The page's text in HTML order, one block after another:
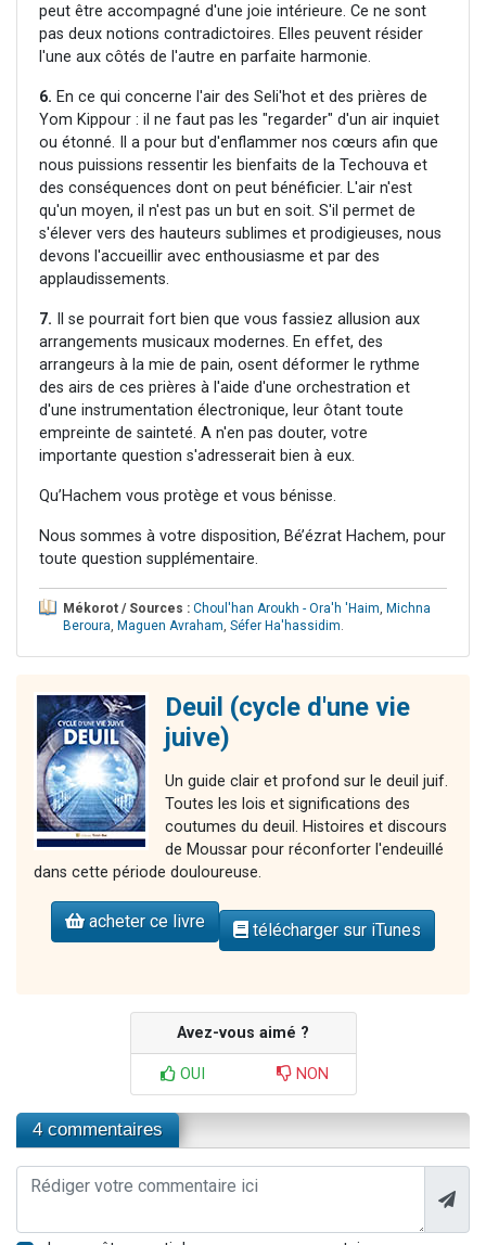
peut être accompagné d'une joie intérieure. Ce ne sont
pas deux notions contradictoires. Elles peuvent résider
l'une aux côtés de l'autre en parfaite harmonie.
6. En ce qui concerne l'air des Seli'hot et des prières de
Yom Kippour : il ne faut pas les "regarder" d'un air inquiet
ou étonné. Il a pour but d'enflammer nos cœurs afin que
nous puissions ressentir les bienfaits de la Techouva et
des conséquences dont on peut bénéficier. L'air n'est
qu'un moyen, il n'est pas un but en soit. S'il permet de
s'élever vers des hauteurs sublimes et prodigieuses, nous
devons l'accueillir avec enthousiasme et par des
applaudissements.
7. Il se pourrait fort bien que vous fassiez allusion aux
arrangements musicaux modernes. En effet, des
arrangeurs à la mie de pain, osent déformer le rythme
des airs de ces prières à l'aide d'une orchestration et
d'une instrumentation électronique, leur ôtant toute
empreinte de sainteté. A n'en pas douter, votre
importante question s'adresserait bien à eux.
Qu’Hachem vous protège et vous bénisse.
Nous sommes à votre disposition, Bé’ézrat Hachem, pour
toute question supplémentaire.
Mékorot / Sources : Choul'han Aroukh - Ora'h 'Haim, Michna
Beroura, Maguen Avraham, Séfer Ha'hassidim.
Deuil (cycle d'une vie
juive)
Un guide clair et profond sur le deuil juif.
Toutes les lois et significations des
coutumes du deuil. Histoires et discours
de Moussar pour réconforter l'endeuillé
dans cette période douloureuse.
acheter ce livre télécharger sur iTunes
Avez-vous aimé ?
OUI NON
4 commentaires